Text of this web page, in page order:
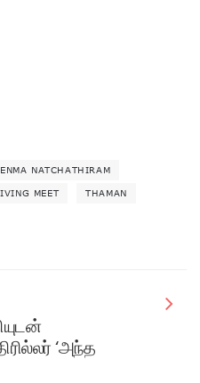
NATCHATHIRAM
MEET THAMAN
‘அந்த